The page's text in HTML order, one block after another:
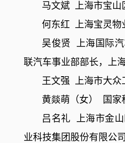
马文斌
上海市宝
何东红
上海宝灵
吴俊贤
上海国际
联汽车事业部部长，上
王文强
上海市大
黄燚萌（女）
国
吕名礼
上海市金
业科技集团股份有限公